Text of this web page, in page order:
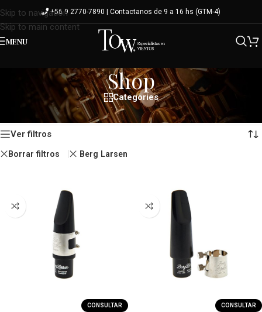
Skip to navigation
Skip to main content
+56 9 2770-7890 | Contactanos de 9 a 16 hs (GTM-4)
MENU
Shop
Categories
Mostrando los 7 resultados
Ver filtros
Borrar filtros Berg Larsen
CONSULTAR CONSULTAR